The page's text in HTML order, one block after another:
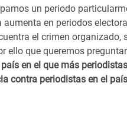
un periodo
en periodos
el crimen
ello que queremos
en el que más
contra periodistas en el